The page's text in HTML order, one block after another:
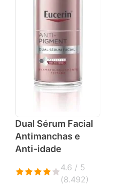
Dual Sérum Facial
Antimanchas e
Anti-idade
4.6 / 5
(8.492)